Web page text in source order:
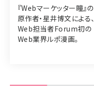
『Webマーケッター瞳』の
原作者・星井博文による、
Web担当者Forum初の
Web業界ルポ漫画。